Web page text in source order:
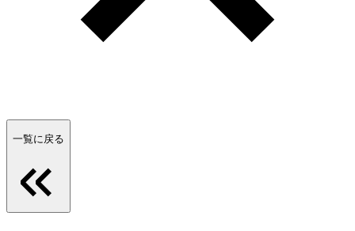
一覧に戻る